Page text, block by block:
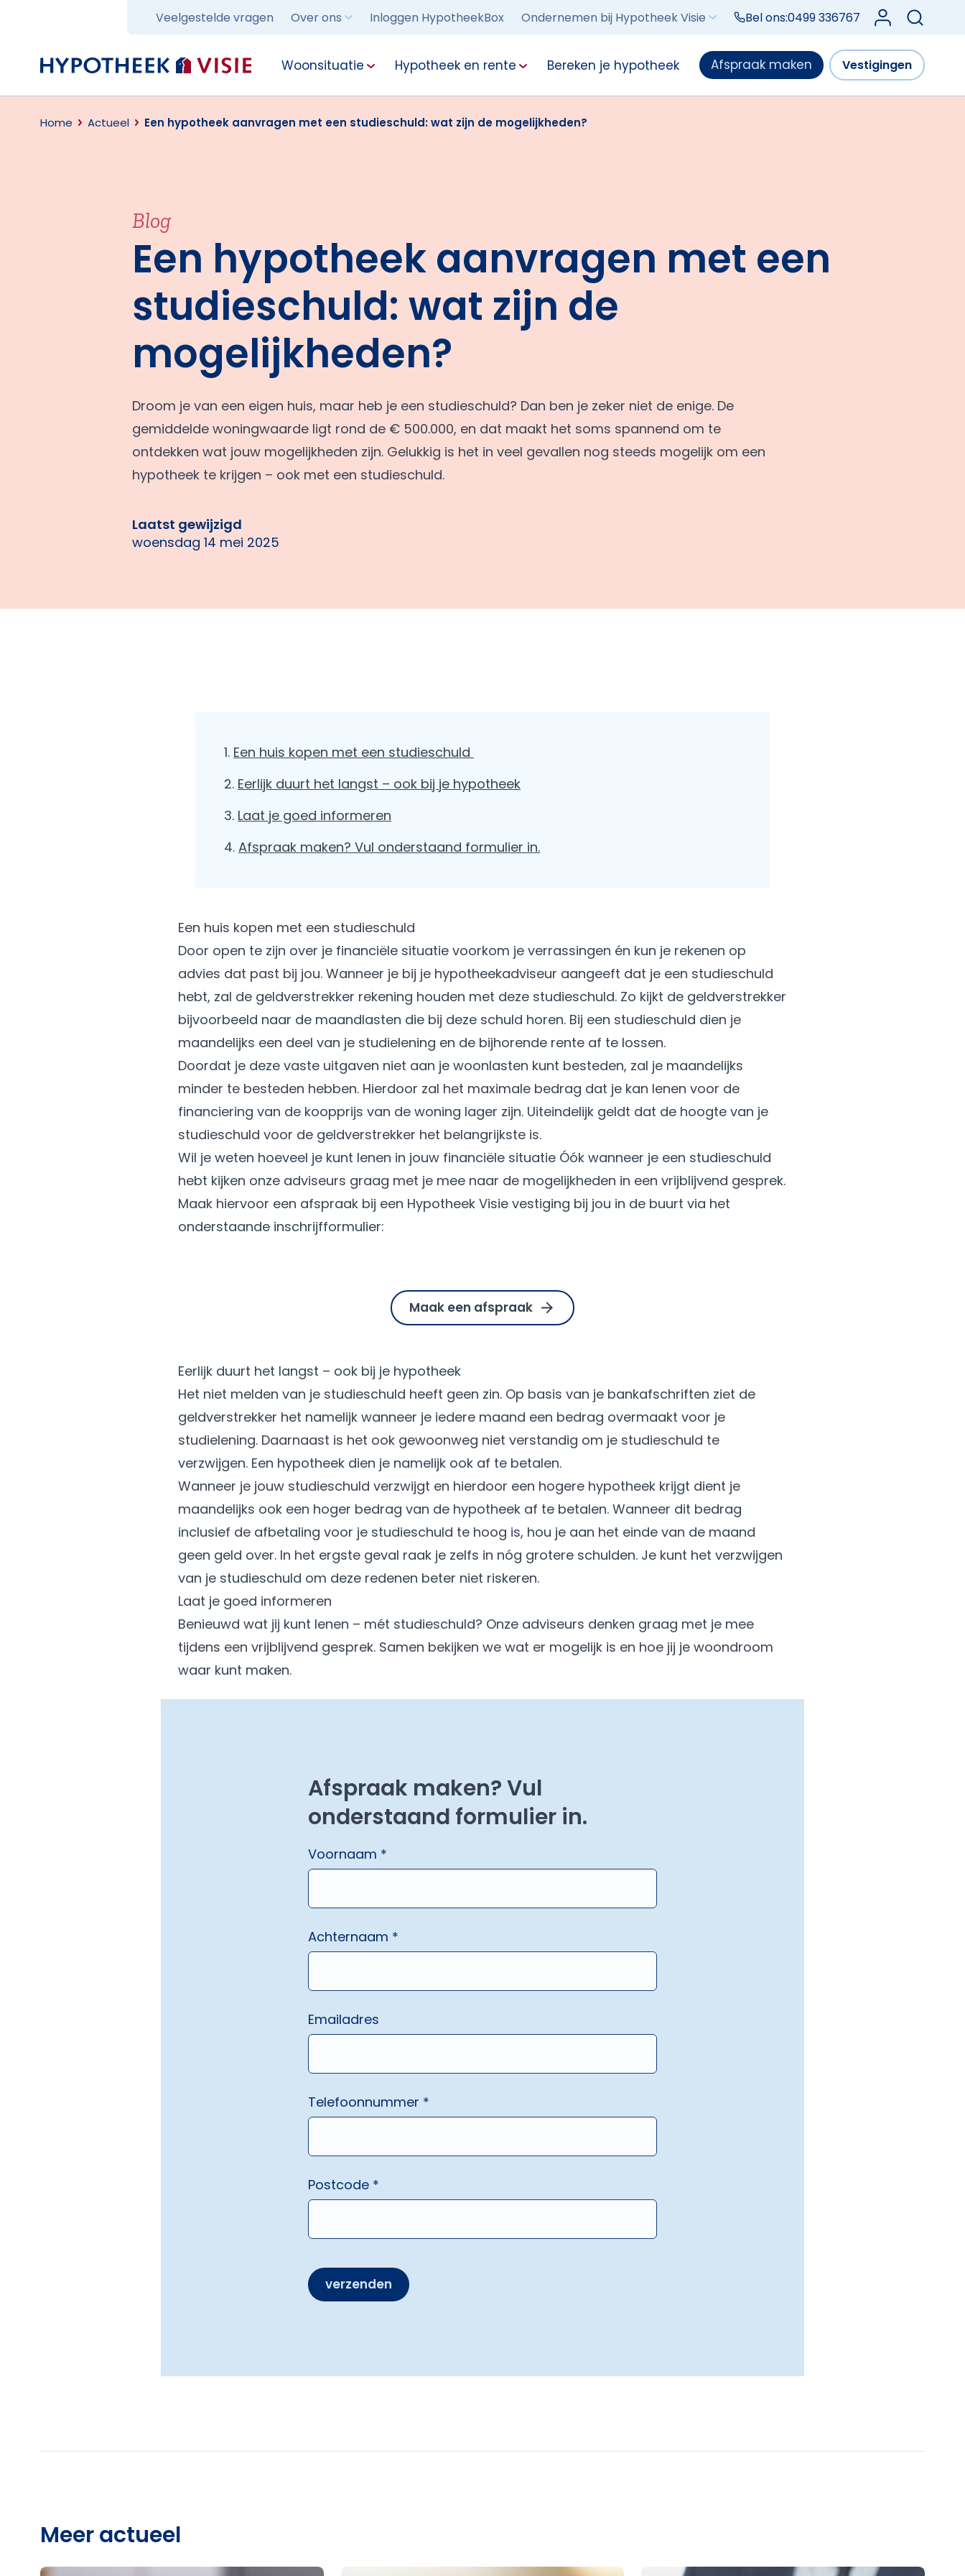
Veelgestelde vragen Over ons Inloggen HypotheekBox Ondernemen bij Hypotheek Visie Bel ons:0499 336767 Log in bij Mijn
Terug naar home Woonsituatie Hypotheek en rente Bereken je hypotheek Afspraak maken Vestigingen
Home Actueel Een hypotheek aanvragen met een studieschuld: wat zijn de mogelijkheden?
Blog
Een hypotheek aanvragen met een
studieschuld: wat zijn de
mogelijkheden?
Droom je van een eigen huis, maar heb je een studieschuld? Dan ben je zeker niet de enige. De
gemiddelde woningwaarde ligt rond de € 500.000, en dat maakt het soms spannend om te
ontdekken wat jouw mogelijkheden zijn. Gelukkig is het in veel gevallen nog steeds mogelijk om een
hypotheek te krijgen – ook met een studieschuld.
Laatst gewijzigd
woensdag 14 mei 2025
Een huis kopen met een studieschuld
Eerlijk duurt het langst – ook bij je hypotheek
Laat je goed informeren
Afspraak maken? Vul onderstaand formulier in.
Een huis kopen met een studieschuld
Door open te zijn over je financiële situatie voorkom je verrassingen én kun je rekenen op
advies dat past bij jou. Wanneer je bij je hypotheekadviseur aangeeft dat je een studieschuld
hebt, zal de geldverstrekker rekening houden met deze studieschuld. Zo kijkt de geldverstrekker
bijvoorbeeld naar de maandlasten die bij deze schuld horen. Bij een studieschuld dien je
maandelijks een deel van je studielening en de bijhorende rente af te lossen.
Doordat je deze vaste uitgaven niet aan je woonlasten kunt besteden, zal je maandelijks
minder te besteden hebben. Hierdoor zal het maximale bedrag dat je kan lenen voor de
financiering van de koopprijs van de woning lager zijn. Uiteindelijk geldt dat de hoogte van je
studieschuld voor de geldverstrekker het belangrijkste is.
Wil je weten hoeveel je kunt lenen in jouw financiële situatie Óók wanneer je een studieschuld
hebt kijken onze adviseurs graag met je mee naar de mogelijkheden in een vrijblijvend gesprek.
Maak hiervoor een afspraak bij een Hypotheek Visie vestiging bij jou in de buurt via het
onderstaande inschrijfformulier:
Maak een afspraak
Eerlijk duurt het langst – ook bij je hypotheek
Het niet melden van je studieschuld heeft geen zin. Op basis van je bankafschriften ziet de
geldverstrekker het namelijk wanneer je iedere maand een bedrag overmaakt voor je
studielening. Daarnaast is het ook gewoonweg niet verstandig om je studieschuld te
verzwijgen. Een hypotheek dien je namelijk ook af te betalen.
Wanneer je jouw studieschuld verzwijgt en hierdoor een hogere hypotheek krijgt dient je
maandelijks ook een hoger bedrag van de hypotheek af te betalen. Wanneer dit bedrag
inclusief de afbetaling voor je studieschuld te hoog is, hou je aan het einde van de maand
geen geld over. In het ergste geval raak je zelfs in nóg grotere schulden. Je kunt het verzwijgen
van je studieschuld om deze redenen beter niet riskeren.
Laat je goed informeren
Benieuwd wat jij kunt lenen – mét studieschuld? Onze adviseurs denken graag met je mee
tijdens een vrijblijvend gesprek. Samen bekijken we wat er mogelijk is en hoe jij je woondroom
waar kunt maken.
Afspraak maken? Vul
onderstaand formulier in.
Voornaam *
Achternaam *
Emailadres
Telefoonnummer *
Postcode *
verzenden
Meer actueel